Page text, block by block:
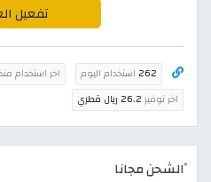
تفعيل
262 استخدام اليوم اخر استخدام منذ
اخر توفير 26.2 ريال قطري
ًالشحن مجانا